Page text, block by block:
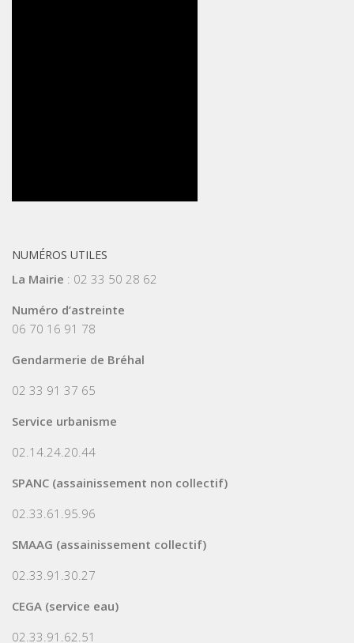
NUMÉROS UTILES
La Mairie : 02 33 50 28 62
Numéro d’astreinte
06 70 16 91 78
Gendarmerie de Bréhal
02 33 91 37 65
Service urbanisme
02.14.24.20.44
SPANC (assainissement non collectif)
02.33.61.95.96
SMAAG (assainissement collectif)
02.33.91.30.27
CEGA (service eau)
02.33.91.62.51